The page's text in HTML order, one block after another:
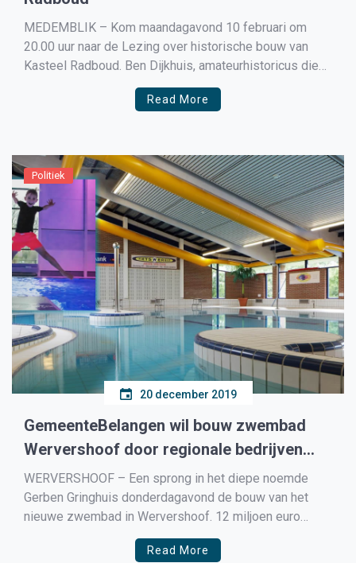
MEDEMBLIK – Kom maandagavond 10 februari om
20.00 uur naar de Lezing over historische bouw van
Kasteel Radboud. Ben Dijkhuis, amateurhistoricus die
zich al jarenlang bezighoudt met Kasteel Radboud,
vertelt over de middeleeuwse bouw van het kasteel en
Read More
Politiek
20 december 2019
GemeenteBelangen wil bouw zwembad
Wervershoof door regionale bedrijven
laten bouwen
WERVERSHOOF – Een sprong in het diepe noemde
Gerben Gringhuis donderdagavond de bouw van het
nieuwe zwembad in Wervershoof. 12 miljoen euro
wordt er uitgetrokken voor de bouw van de nieuwe
Zeehoek aan de westkant van Wervershoof.
Read More